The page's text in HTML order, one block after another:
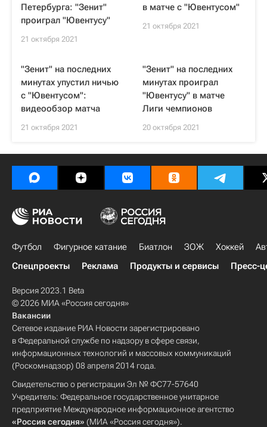
Петербурга: "Зенит"
проиграл "Ювентусу"
21 октября 2021
в матче с "Ювентусом"
21 октября 2021
"Зенит" на последних
минутах упустил ничью
с "Ювентусом":
видеообзор матча
21 октября 2021
"Зенит" на последних
минутах проиграл
"Ювентусу" в матче
Лиги чемпионов
20 октября 2021
Футбол Фигурное катание Биатлон ЗОЖ Хоккей
Спецпроекты
Реклама Продукты и сервисы Пресс-
Версия 2023.1 Beta
© 2026 МИА «Россия сегодня»
Вакансии
Сетевое издание РИА Новости зарегистрировано
в Федеральной службе по надзору в сфере связи,
информационных технологий и массовых коммуникаций
(Роскомнадзор) 08 апреля 2014 года.
Свидетельство о регистрации Эл № ФС77-57640
Учредитель: Федеральное государственное унитарное
предприятие Международное информационное агентство
«Россия сегодня» (МИА «Россия сегодня»).